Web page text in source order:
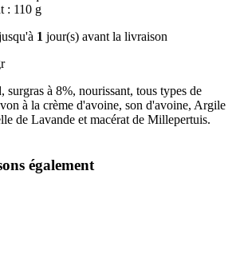
: 110 g
1 jour(s) avant la livraison
surgras à 8%, nourissant, tous types de
à la crème d'avoine, son d'avoine, Argile
de Lavande et macérat de Millepertuis.
également